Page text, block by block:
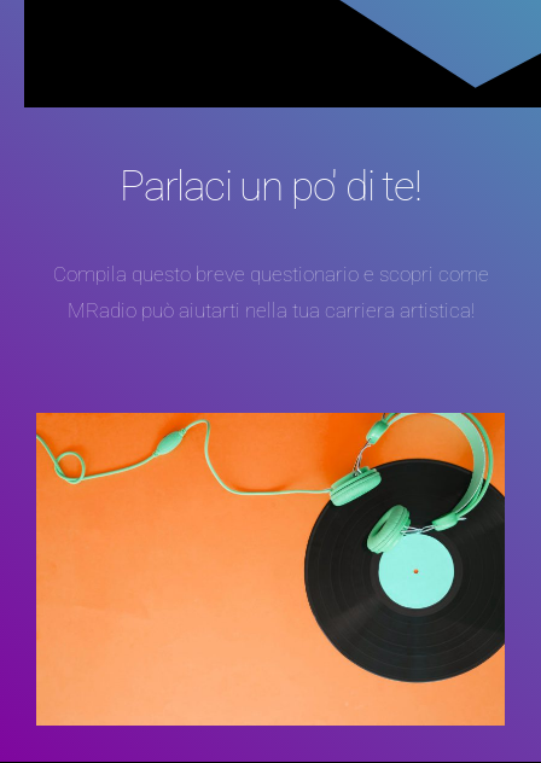
Parlaci un po' di te!
Compila questo breve questionario e scopri come
MRadio può aiutarti nella tua carriera artistica!